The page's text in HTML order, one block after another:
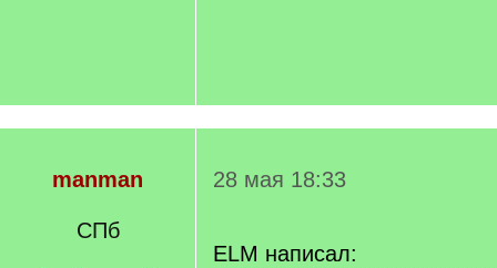
manman
СПб
28 мая 18:33
ELM написал: